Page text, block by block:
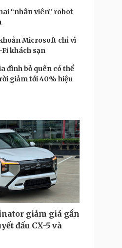
“nhân viên” robot
Microsoft chỉ vì
khách sạn
đình bỏ quên có thể
giảm tới 40% hiệu
giảm giá gần
đấu CX-5 và